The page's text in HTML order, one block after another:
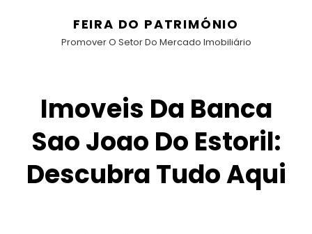
FEIRA DO PATRIMÓNIO
Promover O Setor Do Mercado Imobiliário
Imoveis Da Banca
Sao Joao Do Estoril:
Descubra Tudo Aqui